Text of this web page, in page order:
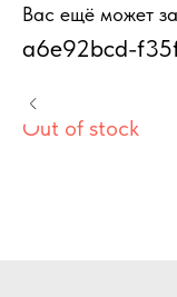
Вас ещё может
a6e92bcd-
Out of stock